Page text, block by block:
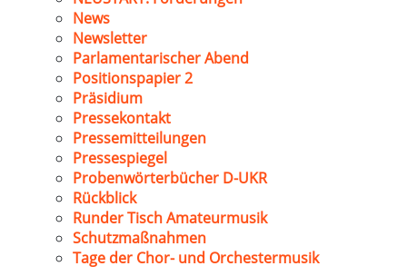
News
Newsletter
Parlamentarischer Abend
Positionspapier 2
Präsidium
Pressekontakt
Pressemitteilungen
Pressespiegel
Probenwörterbücher D-UKR
Rückblick
Runder Tisch Amateurmusik
Schutzmaßnahmen
Tage der Chor- und Orchestermusik